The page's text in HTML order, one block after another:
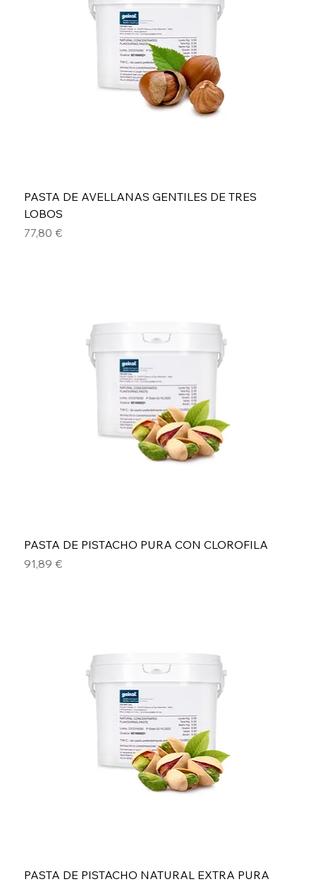
PASTA DE AVELLANAS GENTILES DE TRES
LOBOS
Precio
77,80 €
PASTA DE PISTACHO PURA CON CLOROFILA
Precio
91,89 €
PASTA DE PISTACHO NATURAL EXTRA PURA